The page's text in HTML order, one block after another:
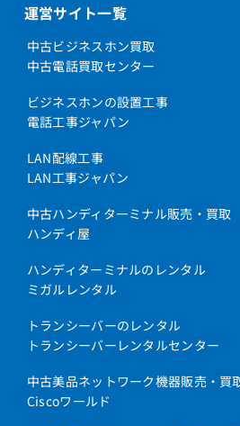
運営サイト一覧
中古ビジネスホン買取
中古電話買取センター
ビジネスホンの設置工事
電話工事ジャパン
LAN配線工事
LAN工事ジャパン
中古ハンディターミナル販売・買取
ハンディ屋
ハンディターミナルのレンタル
ミガルレンタル
トランシーバーのレンタル
トランシーバーレンタルセンター
中古美品ネットワーク機器販売・買
Ciscoワールド